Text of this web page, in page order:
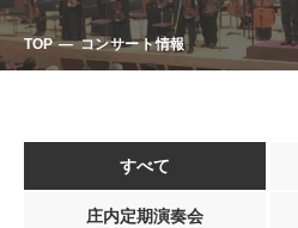
TOP コンサート情報
すべて
庄内定期演奏会